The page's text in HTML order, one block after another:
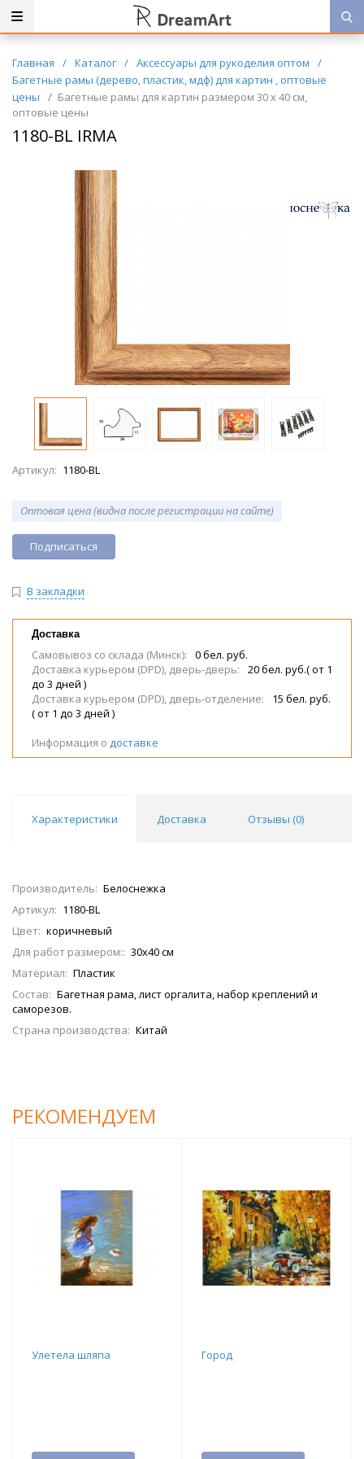
Главная / Каталог / Аксессуары для рукоделия оптом
/
Багетные рамы (дерево, пластик, мдф) для картин , оптовые
цены
/ Багетные рамы для картин размером 30 х 40 см,
оптовые цены
1180-BL IRMA
Артикул: 1180-BL
Оптовая цена (видна после регистрации на сайте)
Подписаться
В закладки
Доставка
Самовывоз со склада (Минск):
0 бел. руб.
Доставка курьером (DPD), дверь-дверь:
20 бел. руб.( от 1
до 3 дней )
Доставка курьером (DPD), дверь-отделение:
15 бел. руб.
( от 1 до 3 дней )
Информация о доставке
Характеристики Доставка Отзывы (0)
Производитель: Белоснежка
Артикул: 1180-BL
Цвет: коричневый
Для работ размером:: 30х40 см
Материал: Пластик
Состав: Багетная рама, лист оргалита, набор креплений и
саморезов.
Страна производства: Китай
РЕКОМЕНДУЕМ
Улетела шляпа Город